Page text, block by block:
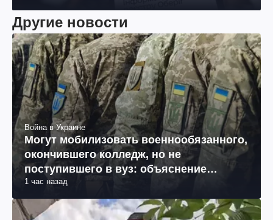
Другие новости
Война в Украине
Могут мобилизовать военнообязанного,
окончившего колледж, но не
поступившего в вуз: объяснение
юриста
1 час назад